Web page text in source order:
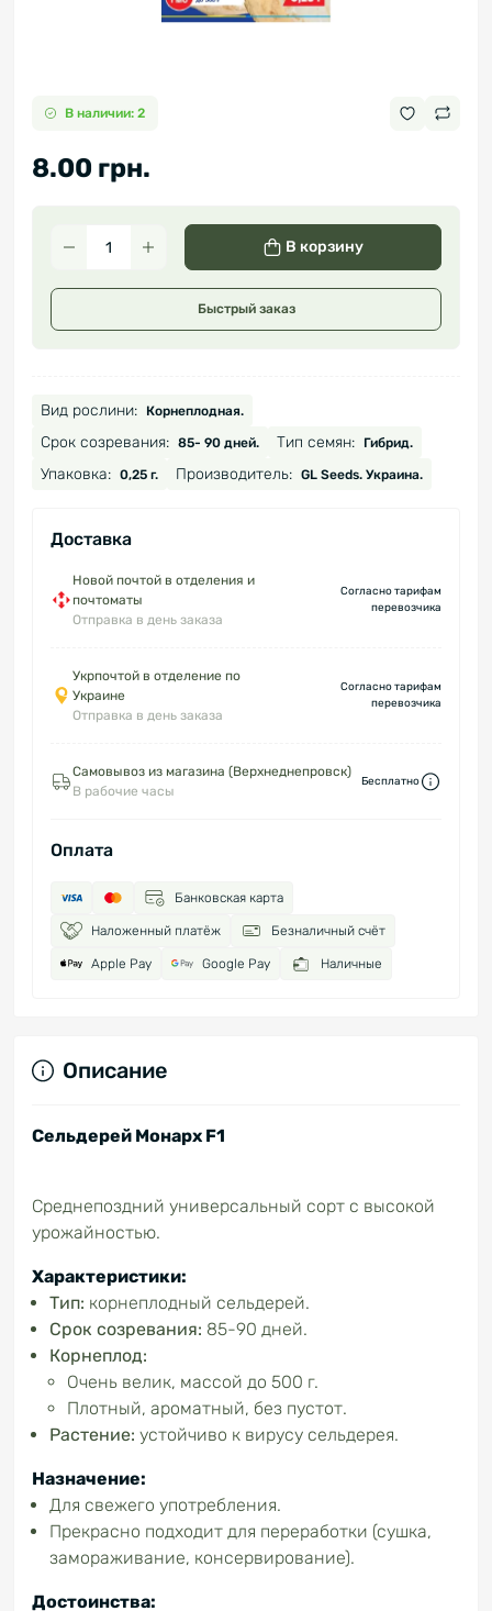
В наличии: 2
8.00 грн.
В корзину
Быстрый заказ
Вид рослини: Корнеплодная.
Срок созревания: 85- 90 дней. Тип семян: Гибрид.
Упаковка: 0,25 г. Производитель: GL Seeds. Украина.
Доставка
Новой почтой в отделения и
почтоматы
Отправка в день заказа
Согласно тарифам
перевозчика
Укрпочтой в отделение по
Украине
Отправка в день заказа
Согласно тарифам
перевозчика
Самовывоз из магазина (Верхнеднепровск)
В рабочие часы
Бесплатно
Оплата
Банковская карта
Наложенный платёж Безналичный счёт
Apple Pay Google Pay Наличные
Описание
Сельдерей Монарх F1
Среднепоздний универсальный сорт с высокой
урожайностью.
Характеристики:
Тип: корнеплодный сельдерей.
Срок созревания: 85-90 дней.
Корнеплод:
Очень велик, массой до 500 г.
Плотный, ароматный, без пустот.
Растение: устойчиво к вирусу сельдерея.
Назначение:
Для свежего употребления.
Прекрасно подходит для переработки (сушка,
замораживание, консервирование).
Достоинства: